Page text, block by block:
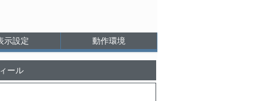
示設定 動作環境
ール